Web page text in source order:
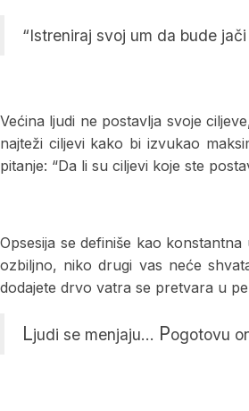
“Istreniraj svoj um da bude
Većina ljudi ne postavlja svoje
najteži ciljevi kako bi izvukao
pitanje: “Da li su ciljevi koje ste
Opsesija se definiše kao
ozbiljno, niko drugi vas neće
dodajete drvo vatra se pretvara u
Ljudi se menjaju… Pogotovu